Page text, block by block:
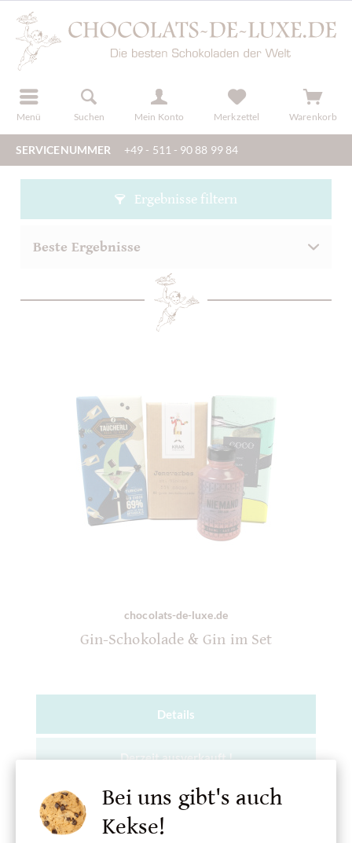
Menü Suchen Mein Konto
registrieren Merkzettel Warenkorb
SERVICENUMMER +49 - 511 - 90 88 99 84
Ergebnisse filtern
chocolats-de-luxe.de
Gin-Schokolade & Gin im Set
Details
Derzeit ausverkauft !
Bei uns gibt's auch
Kekse!